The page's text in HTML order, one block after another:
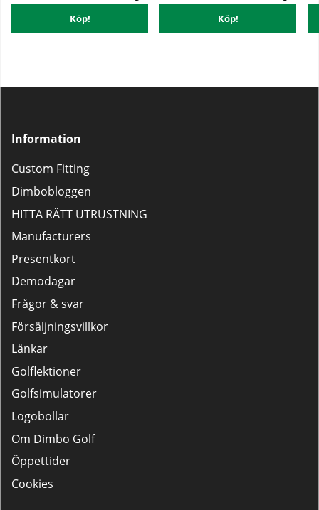
Köp! Köp!
Information
Custom Fitting
Dimbobloggen
HITTA RÄTT UTRUSTNING
Manufacturers
Presentkort
Demodagar
Frågor & svar
Försäljningsvillkor
Länkar
Golflektioner
Golfsimulatorer
Logobollar
Om Dimbo Golf
Öppettider
Cookies